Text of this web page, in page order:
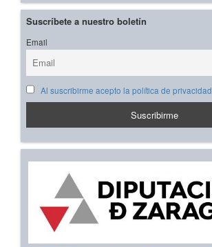
Suscríbete a nuestro boletín
Email
Al suscribirme acepto la política de privacidad